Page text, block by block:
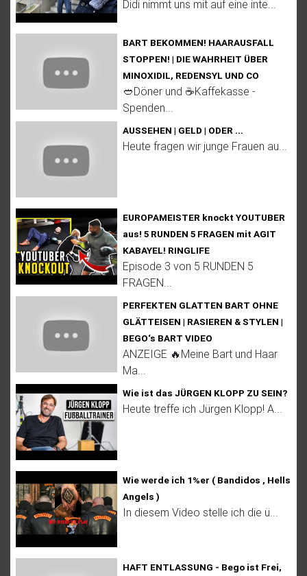
Didi nimmt uns mit auf eine inte...
BART BEKOMMEN! HAARAUSFALL
STOPPEN! | DIE WAHRHEIT ÜBER
MINOXIDIL, REDENSYL UND CO
🥙Döner und ☕Kaffekasse -
Spenden...
AUSSEHEN | GELD | ODER ...
Heute fragen wir junge Frauen au...
EUROPAMEISTER knockt YOUTUBER
aus! 5 RUNDEN 5 FRAGEN mit AGIT
KABAYEL! RINGLIFE
Episode 3 von 5 RUNDEN 5
FRAGEN...
PERFEKTEN GLATTEN BART OHNE
GLÄTTEISEN | RASIEREN & STYLEN |
BEGO‘s BART VIDEO
ANZEIGE 🔥Meine Bart und Haar
Ma...
Wie ist das JÜRGEN KLOPP ZU SEIN?
Heute treffe ich Jürgen Klopp! A...
Wie werde ich 1%er ( Bandidos , Hells
Angels )
In diesem Video stelle ich die ü...
HAFT ENTLASSUNG - Bego ist Frei,